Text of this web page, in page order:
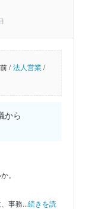
/ 法人営業/
から
。
事務...続きを読